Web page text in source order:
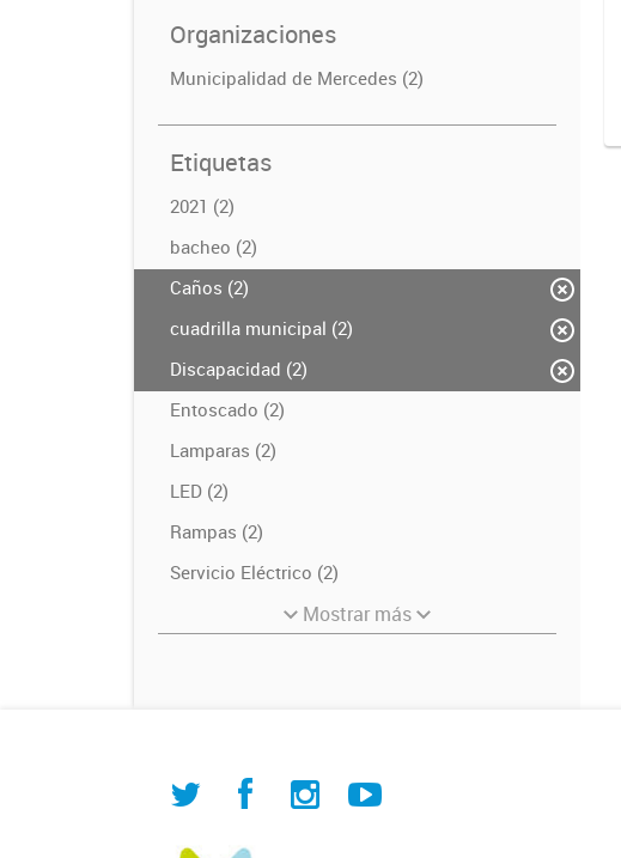
Organizaciones
Municipalidad de Mercedes (2)
Etiquetas
2021 (2)
bacheo (2)
Caños (2)
cuadrilla municipal (2)
Discapacidad (2)
Entoscado (2)
Lamparas (2)
LED (2)
Rampas (2)
Servicio Eléctrico (2)
Mostrar más